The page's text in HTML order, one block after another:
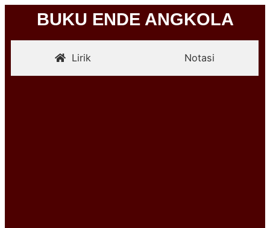
BUKU ENDE ANGKOLA
Lirik Notasi